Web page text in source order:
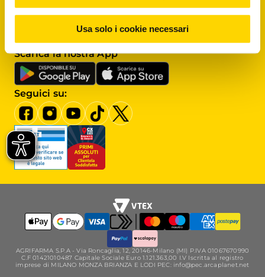
Usa solo i cookie necessari
Assistenza clienti
Servizio clienti
Scarica la nostra App
Seguici su:
AGRIFARMA S.P.A - Via Roncaglia, 12, 20146-Milano (MI) P.IVA 01067670990
C.F 01421010487 Capitale Sociale Euro 1.121.363,00 I.V Iscritta al registro
imprese di MILANO MONZA BRIANZA E LODI PEC: info@pec.arcaplanet.net